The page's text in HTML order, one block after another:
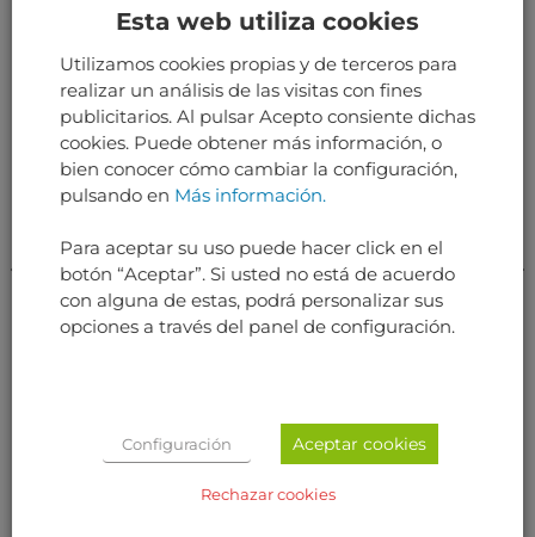
pueden instalar en un avión serviciable.
RELATED PRODUCTS
Esta web utiliza cookies
Utilizamos cookies propias y de terceros para
realizar un análisis de las visitas con fines
publicitarios. Al pulsar Acepto consiente dichas
cookies. Puede obtener más información, o
bien conocer cómo cambiar la configuración,
pulsando en Más información.
Para aceptar su uso puede hacer click en el
botón “Aceptar”. Si usted no está de acuerdo
con alguna de estas, podrá personalizar sus
opciones a través del panel de configuración.
Configuración Aceptar cookies
Rechazar cookies